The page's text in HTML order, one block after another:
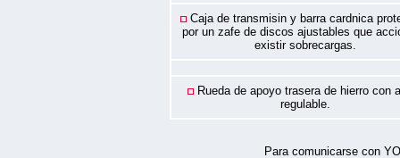
Caja de transmisin y barra cardnica
por un zafe de discos ajustables que
existir sobrecargas.
Rueda de apoyo trasera de hierro con
regulable.
Para comunicarse con